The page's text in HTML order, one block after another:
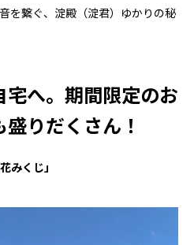
を繋ぐ、淀殿（淀君）ゆかりの秘
へ。期間限定のお
りだくさん！
みくじ」